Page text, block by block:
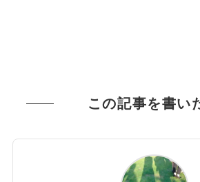
この記事を書い